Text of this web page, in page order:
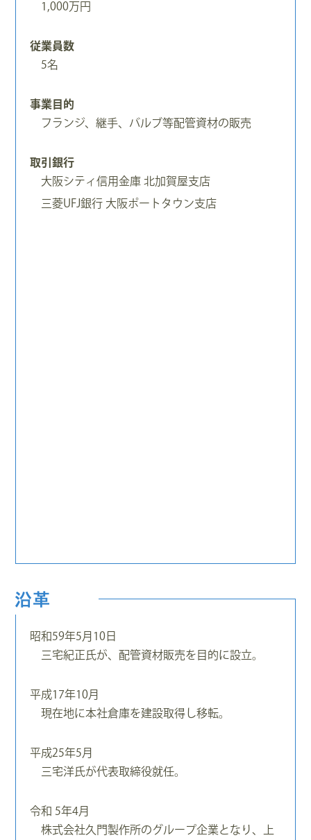
1,000万円
従業員数
5名
事業目的
フランジ、継手、バルブ等配管資材の販売
取引銀行
大阪シティ信用金庫 北加賀屋支店
三菱UFJ銀行 大阪ポートタウン支店
昭和59年5月10日
三宅紀正氏が、配管資材販売を目的に設立。
平成17年10月
現在地に本社倉庫を建設取得し移転。
平成25年5月
三宅洋氏が代表取締役就任。
令和 5年4月
株式会社久門製作所のグループ企業となり、上